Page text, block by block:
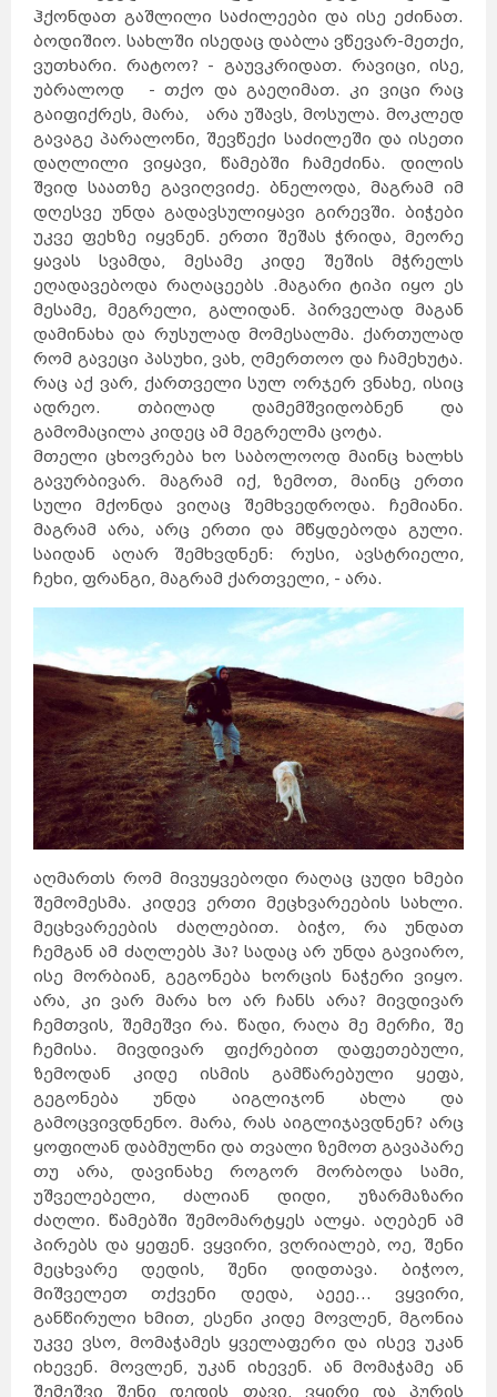
ჰქონდათ გაშლილი საძილეები და ისე ეძინათ.
ბოდიშიო. სახლში ისედაც დაბლა ვწევარ-მეთქი,
ვუთხარი. რატოო? - გაუვკრიდათ. რავიცი, ისე,
უბრალოდ - თქო და გაეღიმათ. კი ვიცი რაც
გაიფიქრეს, მარა, არა უშავს, მოსულა. მოკლედ
გავაგე პარალონი, შევწექი საძილეში და ისეთი
დაღლილი ვიყავი, წამებში ჩამეძინა. დილის
შვიდ საათზე გავიღვიძე. ბნელოდა, მაგრამ იმ
დღესვე უნდა გადავსულიყავი გირევში. ბიჭები
უკვე ფეხზე იყვნენ. ერთი შეშას ჭრიდა, მეორე
ყავას სვამდა, მესამე კიდე შეშის მჭრელს
ეღადავებოდა რაღაცეებს .მაგარი ტიპი იყო ეს
მესამე, მეგრელი, გალიდან. პირველად მაგან
დამინახა და რუსულად მომესალმა. ქართულად
რომ გავეცი პასუხი, ვახ, ღმერთოო და ჩამეხუტა.
რაც აქ ვარ, ქართველი სულ ორჯერ ვნახე, ისიც
ადრეო. თბილად დამემშვიდობნენ და
გამომაცილა კიდეც ამ მეგრელმა ცოტა.
მთელი ცხოვრება ხო საბოლოოდ მაინც ხალხს
გავურბივარ. მაგრამ იქ, ზემოთ, მაინც ერთი
სული მქონდა ვიღაც შემხვედროდა. ჩემიანი.
მაგრამ არა, არც ერთი და მწყდებოდა გული.
საიდან აღარ შემხვდნენ: რუსი, ავსტრიელი,
ჩეხი, ფრანგი, მაგრამ ქართველი, - არა.
აღმართს რომ მივუყვებოდი რაღაც ცუდი ხმები
შემომესმა. კიდევ ერთი მეცხვარეების სახლი.
მეცხვარეების ძაღლებით. ბიჭო, რა უნდათ
ჩემგან ამ ძაღლებს ჰა? სადაც არ უნდა გავიარო,
ისე მორბიან, გეგონება ხორცის ნაჭერი ვიყო.
არა, კი ვარ მარა ხო არ ჩანს არა? მივდივარ
ჩემთვის, შემეშვი რა. წადი, რაღა მე მერჩი, შე
ჩემისა. მივდივარ ფიქრებით დაფეთებული,
ზემოდან კიდე ისმის გამწარებული ყეფა,
გეგონება უნდა აიგლიჯონ ახლა და
გამოცვივდნენო. მარა, რას აიგლიჯავდნენ? არც
ყოფილან დაბმულნი და თვალი ზემოთ გავაპარე
თუ არა, დავინახე როგორ მორბოდა სამი,
უშველებელი, ძალიან დიდი, უზარმაზარი
ძაღლი. წამებში შემომარტყეს ალყა. აღებენ ამ
პირებს და ყეფენ. ვყვირი, ვღრიალებ, ოე, შენი
მეცხვარე დედის, შენი დიდთავა. ბიჭოო,
მიშველეთ თქვენი დედა, აეეე... ვყვირი,
განწირული ხმით, ესენი კიდე მოვლენ, მგონია
უკვე ვსო, მომაჭამეს ყველაფერი და ისევ უკან
იხევენ. მოვლენ, უკან იხევენ. ან მომაჭამე ან
შემეშვი შენი დედის თავი, ვყირი და პურის